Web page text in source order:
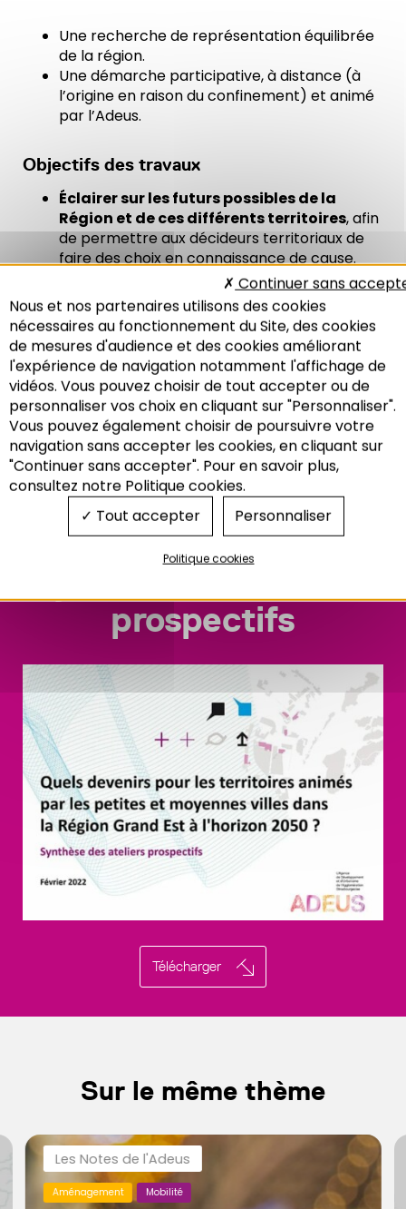
Recherche
Une recherche de représentation équilibrée
de la région.
Une démarche participative, à distance (à
l’origine en raison du confinement) et animé
par l’Adeus.
Objectifs des travaux
Éclairer sur les futurs possibles de la
Région et de ces différents territoires, afin
de permettre aux décideurs territoriaux de
faire des choix en connaissance de cause.
aux tendances lourdesde la
Région Grand Est
Abonder la connaissance qui se constitue,
notamment en matière decaractérisation
des dynamiques des territoires animés
par les petites et moyennes villesdans le
Grand Est.
PROSPECTIVE,SRADDET
GRAND EST
prospectifs
Télécharger
Sur le même thème
Les Notes de l'Adeus
Aménagement Mobilité
Nous et nos partenaires utilisons des cookies
nécessaires au fonctionnement du Site, des cookies
de mesures d'audience et des cookies améliorant
l'expérience de navigation notamment l'affichage de
vidéos. Vous pouvez choisir de tout accepter ou de
personnaliser vos choix en cliquant sur "Personnaliser".
Vous pouvez également choisir de poursuivre votre
navigation sans accepter les cookies, en cliquant sur
"Continuer sans accepter". Pour en savoir plus,
consultez notre Politique cookies.
Tout accepter
Continuer sans
Personnaliser
Politique cookies